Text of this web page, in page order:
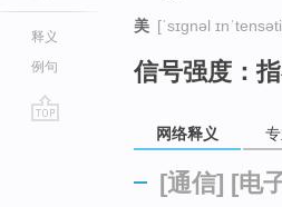
释义
例句
美 [ˈsɪɡnəl
信号强度：
网络释义
[通信] [电